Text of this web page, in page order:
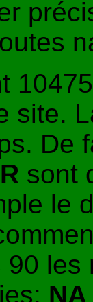
site.
De
R sont
le
NA